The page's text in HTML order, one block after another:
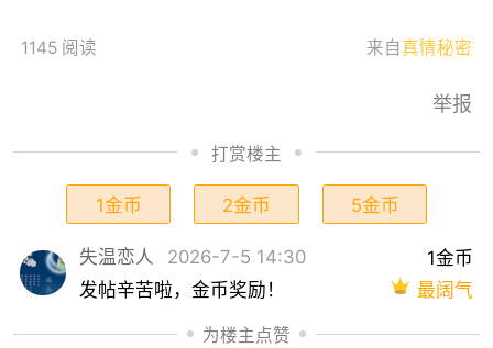
1145 阅读 来自真情秘密
举报
打赏楼主
1金币 2金币 5金币
失温恋人
2026-7-5 14:30
发帖辛苦啦，金币奖励！
1金币
最阔气
为楼主点赞